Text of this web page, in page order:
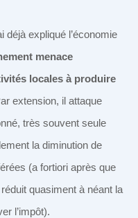
déjà expliqué l’économie
menace
locales à produire
extension, il attaque
très souvent seule
la diminution de
(a fortiori après que
quasiment à néant la
l’impôt).